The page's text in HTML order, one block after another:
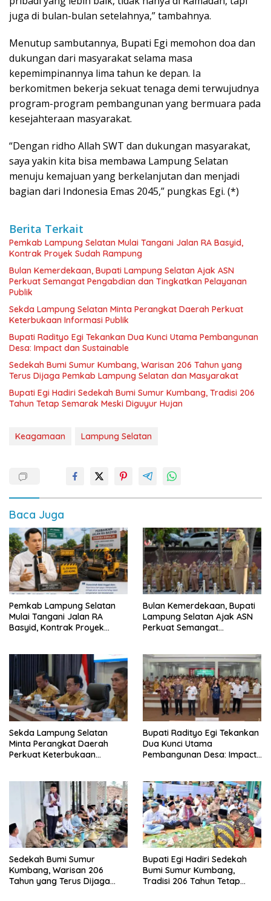
juga di bulan-bulan setelahnya,” tambahnya.
Menutup sambutannya, Bupati Egi memohon doa dan
dukungan dari masyarakat selama masa
kepemimpinannya lima tahun ke depan. Ia
berkomitmen bekerja sekuat tenaga demi terwujudnya
program-program pembangunan yang bermuara pada
kesejahteraan masyarakat.
“Dengan ridho Allah SWT dan dukungan masyarakat,
saya yakin kita bisa membawa Lampung Selatan
menuju kemajuan yang berkelanjutan dan menjadi
bagian dari Indonesia Emas 2045,” pungkas Egi. (*)
Berita Terkait
Pemkab Lampung Selatan Mulai Tangani Jalan RA Basyid,
Kontrak Proyek Sudah Rampung
Bulan Kemerdekaan, Bupati Lampung Selatan Ajak ASN
Perkuat Semangat Pengabdian dan Tingkatkan Pelayanan
Publik
Sekda Lampung Selatan Minta Perangkat Daerah Perkuat
Keterbukaan Informasi Publik
Bupati Radityo Egi Tekankan Dua Kunci Utama Pembangunan
Desa: Impact dan Sustainable
Sedekah Bumi Sumur Kumbang, Warisan 206 Tahun yang
Terus Dijaga Pemkab Lampung Selatan dan Masyarakat
Bupati Egi Hadiri Sedekah Bumi Sumur Kumbang, Tradisi 206
Tahun Tetap Semarak Meski Diguyur Hujan
Keagamaan Lampung Selatan
Baca Juga
Pemkab Lampung Selatan
Mulai Tangani Jalan RA
Basyid, Kontrak Proyek
Bulan Kemerdekaan, Bupati
Lampung Selatan Ajak ASN
Perkuat Semangat
Sekda Lampung Selatan
Minta Perangkat Daerah
Perkuat Keterbukaan
Bupati Radityo Egi Tekankan
Dua Kunci Utama
Pembangunan Desa: Impact
Sedekah Bumi Sumur
Kumbang, Warisan 206
Tahun yang Terus Dijaga
Bupati Egi Hadiri Sedekah
Bumi Sumur Kumbang,
Tradisi 206 Tahun Tetap